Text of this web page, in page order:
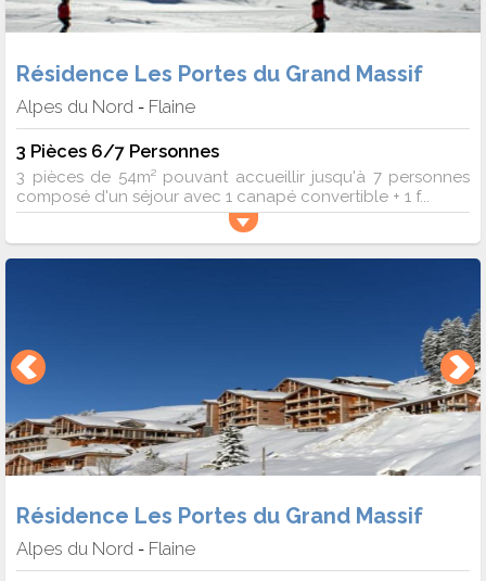
Résidence Les Portes du Grand Massif
Alpes du Nord - Flaine
3 Pièces 6/7 Personnes
3 pièces de 54m² pouvant accueillir jusqu'à 7 personnes
composé d'un séjour avec 1 canapé convertible + 1 f...
Résidence Les Portes du Grand Massif
Alpes du Nord - Flaine